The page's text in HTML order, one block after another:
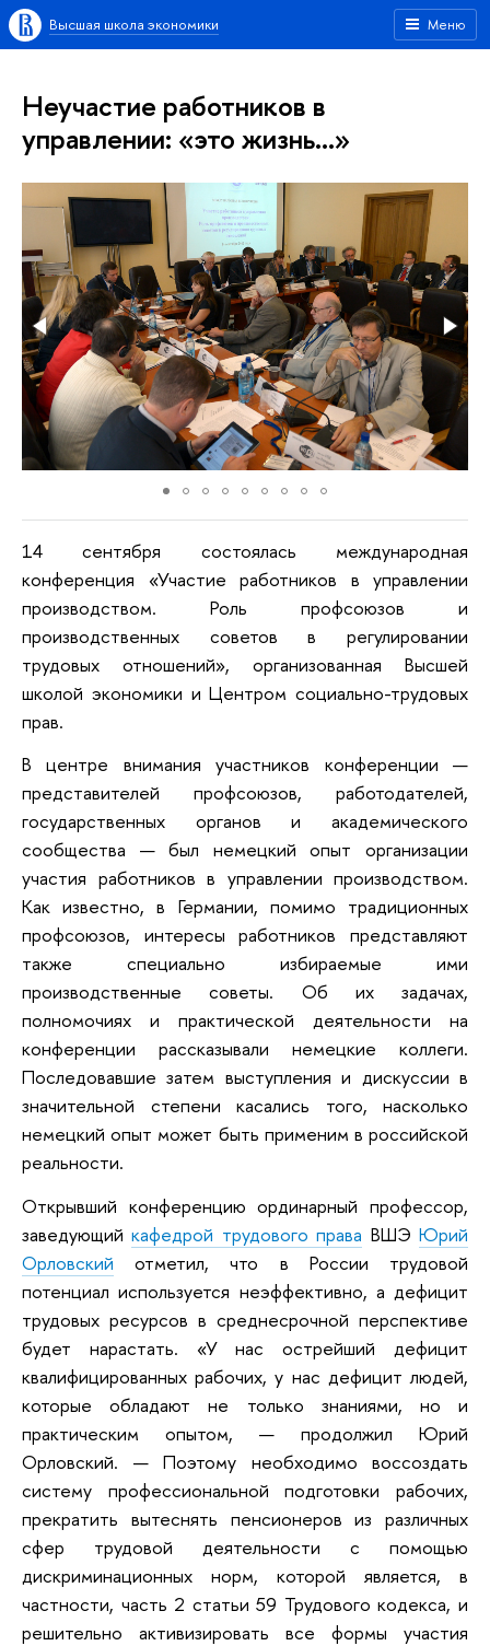
Меню
Высшая школа экономики
Неучастие работников в
управлении: «это жизнь…»
14 сентября состоялась международная
конференция «Участие работников в управлении
производством. Роль профсоюзов и
производственных советов в регулировании
трудовых отношений», организованная Высшей
школой экономики и Центром социально-трудовых
прав.
В центре внимания участников конференции —
представителей профсоюзов, работодателей,
государственных органов и академического
сообщества — был немецкий опыт организации
участия работников в управлении производством.
Как известно, в Германии, помимо традиционных
профсоюзов, интересы работников представляют
также специально избираемые ими
производственные советы. Об их задачах,
полномочиях и практической деятельности на
конференции рассказывали немецкие коллеги.
Последовавшие затем выступления и дискуссии в
значительной степени касались того, насколько
немецкий опыт может быть применим в российской
реальности.
Открывший конференцию ординарный профессор,
заведующийкафедрой трудового права ВШЭЮрий
Орловский отметил, что в России трудовой
потенциал используется неэффективно, а дефицит
трудовых ресурсов в среднесрочной перспективе
будет нарастать. «У нас острейший дефицит
квалифицированных рабочих, у нас дефицит людей,
которые обладают не только знаниями, но и
практическим опытом, — продолжил Юрий
Орловский. — Поэтому необходимо воссоздать
систему профессиональной подготовки рабочих,
прекратить вытеснять пенсионеров из различных
сфер трудовой деятельности с помощью
дискриминационных норм, которой является, в
частности, часть 2 статьи 59 Трудового кодекса, и
решительно активизировать все формы участия